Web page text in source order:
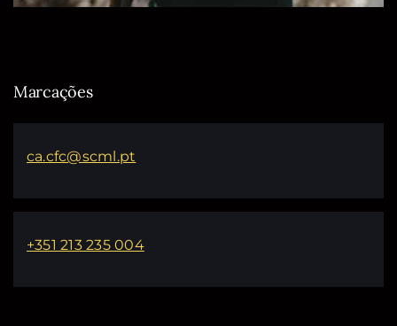
Marcações
ca.cfc@scml.pt
+351 213 235 004